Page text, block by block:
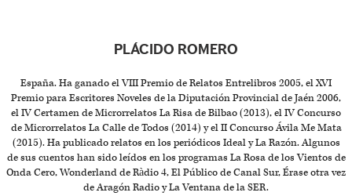
PLÁCIDO ROMERO
España. Ha ganado el VIII Premio de Relatos Entrelibros 2005, el XVI
Premio para Escritores Noveles de la Diputación Provincial de Jaén 2006,
el IV Certamen de Microrrelatos La Risa de Bilbao (2013), el IV Concurso
de Microrrelatos La Calle de Todos (2014) y el II Concurso Ávila Me Mata
(2015). Ha publicado relatos en los periódicos Ideal y La Razón. Algunos
de sus cuentos han sido leídos en los programas La Rosa de los Vientos de
Onda Cero, Wonderland de Ràdio 4, El Público de Canal Sur, Érase otra vez
de Aragón Radio y La Ventana de la SER.